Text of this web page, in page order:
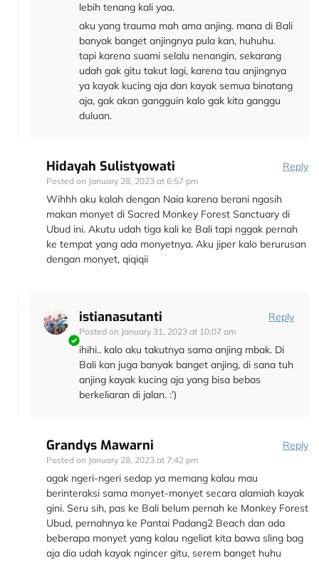
lebih tenang kali yaa.
aku yang trauma mah ama anjing. mana di Bali
banyak banget anjingnya pula kan, huhuhu.
tapi karena suami selalu nenangin, sekarang
udah gak gitu takut lagi, karena tau anjingnya
ya kayak kucing aja dan kayak semua binatang
aja, gak akan gangguin kalo gak kita ganggu
duluan.
Hidayah Sulistyowati
Posted on January 28, 2023 at 6:57 pm
Reply
Wihhh aku kalah dengan Naia karena berani ngasih
makan monyet di Sacred Monkey Forest Sanctuary di
Ubud ini. Akutu udah tiga kali ke Bali tapi nggak pernah
ke tempat yang ada monyetnya. Aku jiper kalo berurusan
dengan monyet, qiqiqii
istianasutanti
Posted on January 31, 2023 at 10:07 am
Reply
ihihi.. kalo aku takutnya sama anjing mbak. Di
Bali kan juga banyak banget anjing, di sana tuh
anjing kayak kucing aja yang bisa bebas
berkeliaran di jalan. :’)
Grandys Mawarni
Posted on January 28, 2023 at 7:42 pm
Reply
agak ngeri-ngeri sedap ya memang kalau mau
berinteraksi sama monyet-monyet secara alamiah kayak
gini. Seru sih, pas ke Bali belum pernah ke Monkey Forest
Ubud, pernahnya ke Pantai Padang2 Beach dan ada
beberapa monyet yang kalau ngeliat kita bawa sling bag
aja dia udah kayak ngincer gitu, serem banget huhu